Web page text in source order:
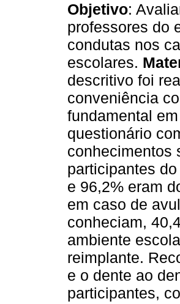
Objetivo:
professores do
condutas nos
escolares.
descritivo foi
conveniência
fundamental
questionário
conhecimentos
participantes
e 96,2% eram
em caso de
conheciam,
ambiente
reimplante.
e o dente ao
participantes,